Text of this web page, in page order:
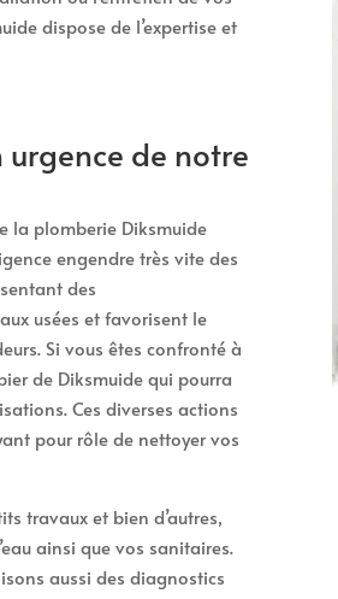
dispose de l’expertise et
de notre
la plomberie Diksmuide
engendre très vite des
des
usées et favorisent le
Si vous êtes confronté à
de Diksmuide qui pourra
Ces diverses actions
pour rôle de nettoyer vos
travaux et bien d’autres,
ainsi que vos sanitaires.
aussi des diagnostics